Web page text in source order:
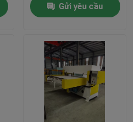
Gửi yêu cầu